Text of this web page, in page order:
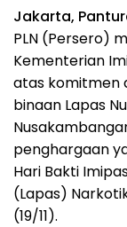
Jakarta,
PLN (Persero)
Kementerian
atas komitmen
binaan Lapas
penghargaan
Hari Bakti
(Lapas)
(19/11).